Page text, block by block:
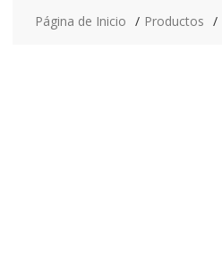
Página de Inicio Productos